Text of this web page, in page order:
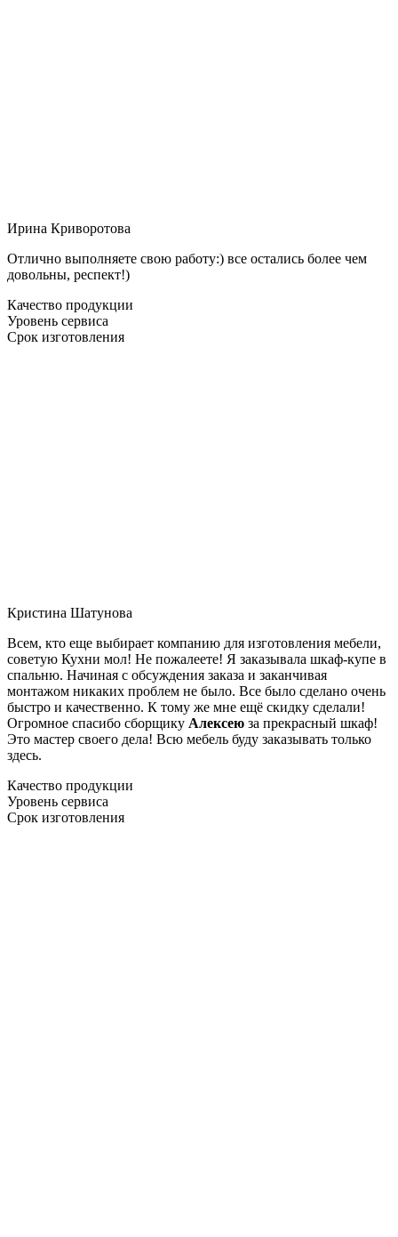
Ирина Криворотова
Отлично выполняете свою работу:) все остались более чем
довольны, респект!)
Качество продукции
Уровень сервиса
Срок изготовления
Кристина Шатунова
Всем, кто еще выбирает компанию для изготовления мебели,
советую Кухни мол! Не пожалеете! Я заказывала шкаф-купе в
спальню. Начиная с обсуждения заказа и заканчивая
монтажом никаких проблем не было. Все было сделано очень
быстро и качественно. К тому же мне ещё скидку сделали!
Огромное спасибо сборщику Алексею за прекрасный шкаф!
Это мастер своего дела! Всю мебель буду заказывать только
здесь.
Качество продукции
Уровень сервиса
Срок изготовления